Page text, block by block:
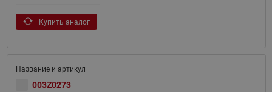
Купить аналог
003Z0273